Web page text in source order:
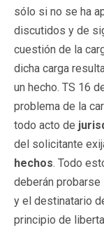
sólo si no se ha
discutidos y de
cuestión de la
dicha carga
un hecho. TS 16
problema de la
todo acto de
del solicitante
hechos. Todo
deberán
y el destinatario
principio de